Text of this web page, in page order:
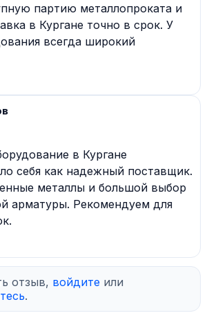
партию металлопроката и
в Кургане точно в срок. У
всегда широкий
в Кургане
себя как надежный поставщик.
металлы и большой выбор
арматуры. Рекомендуем для
отзыв, войдите или
.